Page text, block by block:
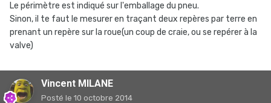
Le périmètre est indiqué sur l'emballage du pneu.
Sinon, il te faut le mesurer en traçant deux repères par terre en
prenant un repère sur la roue(un coup de craie, ou se repérer à la
valve)
Vincent MILANE
Posté le 10 octobre 2014